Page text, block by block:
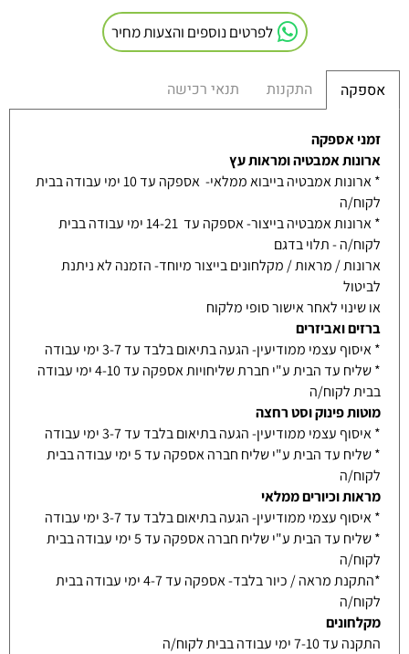
לפרטים נוספים והצעות מחיר
אספקה התקנות תנאי רכישה
זמני אספקה
ארונות אמבטיה ומראות עץ
* ארונות אמבטיה בייבוא ממלאי- אספקה עד 10 ימי עבודה בבית
לקוח/ה
* ארונות אמבטיה בייצור- אספקה עד 14-21 ימי עבודה בבית
לקוח/ה - תלוי בדגם
ארונות / מראות / מקלחונים בייצור מיוחד- הזמנה לא ניתנת
לביטול
או שינוי לאחר אישור סופי מלקוח
ברזים ואביזרים
* איסוף עצמי ממודיעין- הגעה בתיאום בלבד עד 3-7 ימי עבודה
* שליח עד הבית ע"י חברת שליחויות אספקה עד 4-10 ימי עבודה
בבית לקוח/ה
מוטות פינוק וסט רחצה
* איסוף עצמי ממודיעין- הגעה בתיאום בלבד עד 3-7 ימי עבודה
* שליח עד הבית ע"י שליח חברה אספקה עד 5 ימי עבודה בבית
לקוח/ה
מראות וכיורים ממלאי
* איסוף עצמי ממודיעין- הגעה בתיאום בלבד עד 3-7 ימי עבודה
* שליח עד הבית ע"י שליח חברה אספקה עד 5 ימי עבודה בבית
לקוח/ה
*התקנת מראה / כיור בלבד- אספקה עד 4-7 ימי עבודה בבית
לקוח/ה
מקלחונים
התקנה עד 7-10 ימי עבודה בבית לקוח/ה